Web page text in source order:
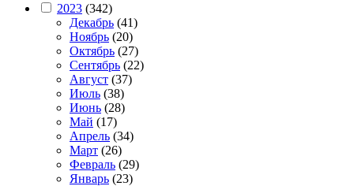
2023 (342)
Декабрь (41)
Ноябрь (20)
Октябрь (27)
Сентябрь (22)
Август (37)
Июль (38)
Июнь (28)
Май (17)
Апрель (34)
Март (26)
Февраль (29)
Январь (23)